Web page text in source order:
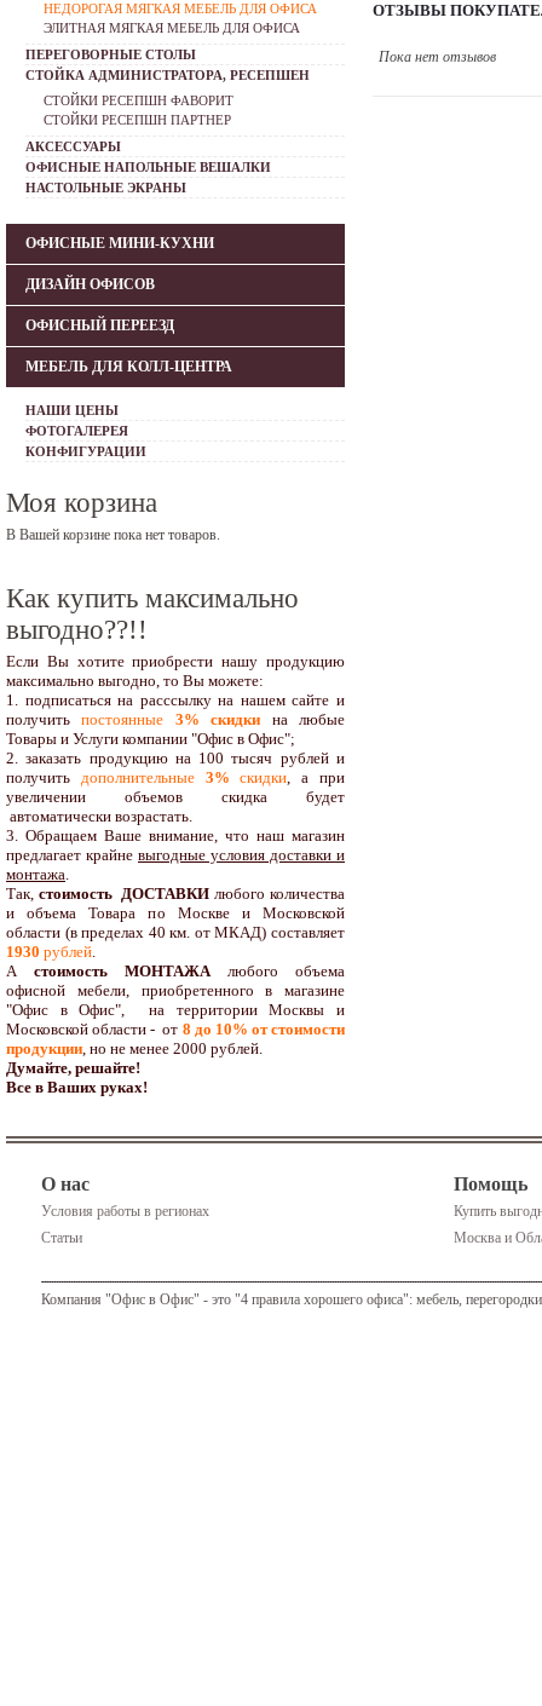
ОТЗЫВЫ
Пока нет отзывов
НЕДОРОГАЯ МЯГКАЯ МЕБЕЛЬ ДЛЯ ОФИСА
ЭЛИТНАЯ МЯГКАЯ МЕБЕЛЬ ДЛЯ ОФИСА
ПЕРЕГОВОРНЫЕ СТОЛЫ
СТОЙКА АДМИНИСТРАТОРА, РЕСЕПШЕН
СТОЙКИ РЕСЕПШН ФАВОРИТ
СТОЙКИ РЕСЕПШН ПАРТНЕР
АКСЕССУАРЫ
ОФИСНЫЕ НАПОЛЬНЫЕ ВЕШАЛКИ
НАСТОЛЬНЫЕ ЭКРАНЫ
ОФИСНЫЕ МИНИ-КУХНИ
ДИЗАЙН ОФИСОВ
ОФИСНЫЙ ПЕРЕЕЗД
МЕБЕЛЬ ДЛЯ КОЛЛ-ЦЕНТРА
НАШИ ЦЕНЫ
ФОТОГАЛЕРЕЯ
КОНФИГУРАЦИИ
Моя корзина
В Вашей корзине пока нет товаров.
Как купить максимально
выгодно??!!
Если Вы хотите приобрести нашу продукцию
максимально выгодно, то Вы можете:
1. подписаться на расссылку на нашем сайте и
получитьпостоянные 3% скидки на любые
Товары и Услуги компании "Офис в Офис";
2. заказать продукцию на 100 тысяч рублей и
получить дополнительные3% скидки, а при
увеличении объемов скидка будет
автоматически возрастать.
3. Обращаем Ваше внимание, что наш магазин
предлагает крайне выгодные условия доставки и
монтажа.
Так, стоимость ДОСТАВКИлюбого количества
и объема Товара по Москве и Московской
области (в пределах 40 км. от МКАД) составляет
1930 рублей.
А стоимость МОНТАЖАлюбого объема
офисной мебели, приобретенного в магазине
"Офис в Офис", на территории Москвы и
Московской области - от 8 до 10% от стоимости
продукции, но не менее 2000 рублей.
Думайте, решайте!
Все в Ваших руках!
О нас
Условия работы в регионах
Статьи
Помощь
Купить
Москва и
Компания "Офис в Офис" - это "4 правила хорошего офиса": мебель,